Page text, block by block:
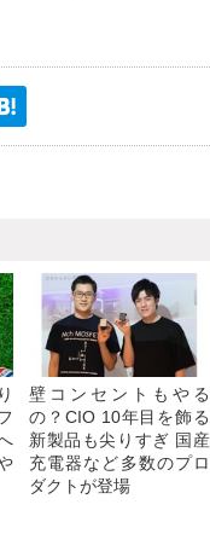
壁コンセントもやる
の？CIO 10年目を飾る
新製品も尖りすぎ 国産
充電器など多数のプロ
ダクトが登場